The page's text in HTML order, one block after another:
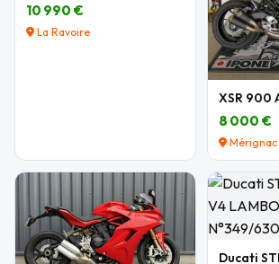
10 990 €
La Ravoire
XSR 900
8 000 €
Mérignac